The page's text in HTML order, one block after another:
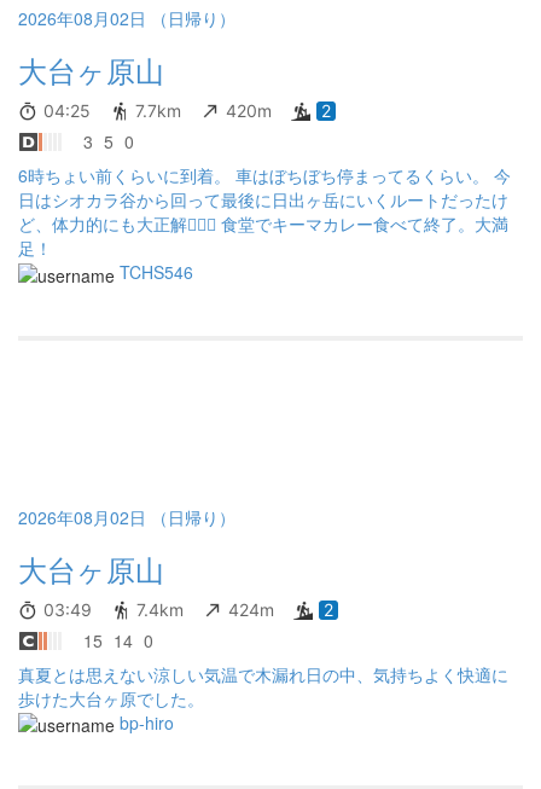
ビジターセンターに掲示されていた地図では、三津河落岳や大和
ね。 「すごくいい所」という優しいフォローに、行きたい欲を掻
き立てられはしましたが…。 とりあえず、大台ケ原（西）への入
山方法も確認できたので、秋のいい時に行けるよう準備します！ ※
熊は牛石ヶ原で見ました。到着すると、3人が立ち止まって同じ方
ったようです。（子熊かなとのこと。付近にほかの熊はいないよ
うでした） 私が見たときは遠くの笹薮の中に背中だけが見えてい
る状態でしたが（なので写真は撮っていません）、最初は比較的
登山道の近くにいたようです。 その後登山ガイドの方にご報告し
ました。ここ数日同じ場所に居座っているのもいるとのこと。登
2026年08月02日 （日帰り）
大台ヶ原山
04:25 7.7km 420m 2
3 5 0
6時ちょい前くらいに到着。 車はぼちぼち停まってるくらい。 今
日はシオカラ谷から回って最後に日出ヶ岳にいくルートだったけ
ど、体力的にも大正解🙆🏻‍♀️ 食堂でキーマカレー食べて終了。大満
足！
TCHS546
2026年08月02日 （日帰り）
大台ヶ原山
03:49 7.4km 424m 2
15 14 0
真夏とは思えない涼しい気温で木漏れ日の中、気持ちよく快適に
歩けた大台ヶ原でした。
bp-hiro